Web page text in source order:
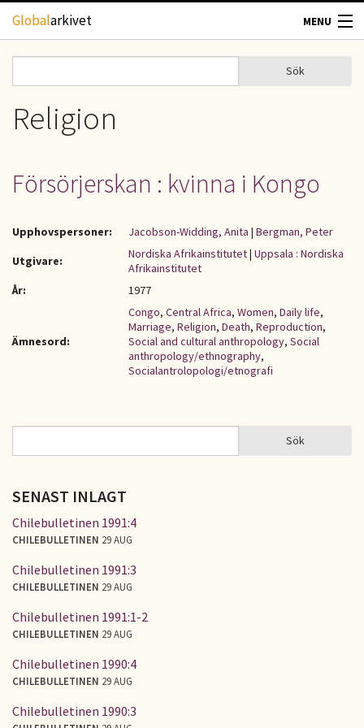
Hoppa till huvudinnehåll
Globalarkivet MENU
TIDSKRIFTER
GEOGRAFI
UPPHOVSRÄTT
OM OSS
Sökformulär
Sök
Religion
Försörjerskan : kvinna i Kongo
Upphovspersoner: Jacobson-Widding, Anita | Bergman, Peter
Utgivare:
Nordiska Afrikainstitutet| Uppsala : Nordiska
Afrikainstitutet
År:
1977
Ämnesord:
Congo, Central Africa, Women, Daily life,
Marriage, Religion, Death, Reproduction,
Social and cultural anthropology, Social
anthropology/ethnography,
Socialantrolopologi/etnografi
SÖKFORMULÄR Sök
SENAST INLAGT
Chilebulletinen 1991:4
CHILEBULLETINEN 29 AUG
Chilebulletinen 1991:3
CHILEBULLETINEN 29 AUG
Chilebulletinen 1991:1-2
CHILEBULLETINEN 29 AUG
Chilebulletinen 1990:4
CHILEBULLETINEN 29 AUG
Chilebulletinen 1990:3